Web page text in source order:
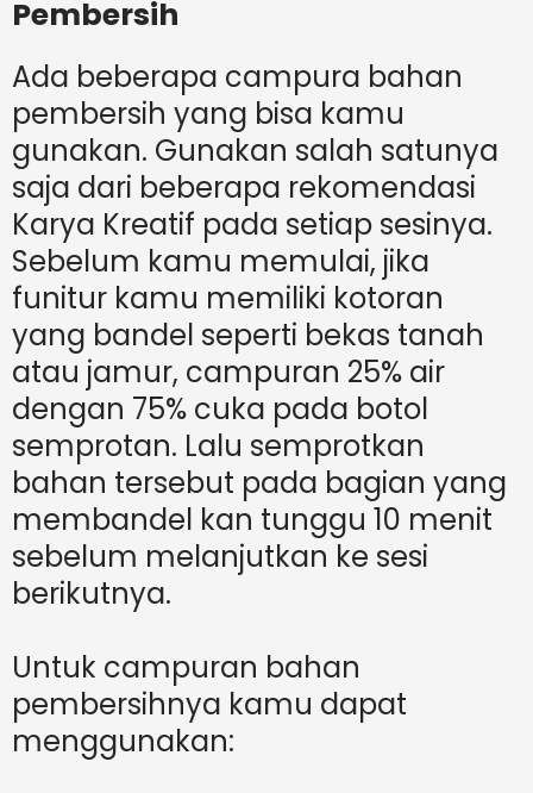
Pembersih
Ada beberapa campura bahan
pembersih yang bisa kamu
gunakan. Gunakan salah satunya
saja dari beberapa rekomendasi
Karya Kreatif pada setiap sesinya.
Sebelum kamu memulai, jika
funitur kamu memiliki kotoran
yang bandel seperti bekas tanah
atau jamur, campuran 25% air
dengan 75% cuka pada botol
semprotan. Lalu semprotkan
bahan tersebut pada bagian yang
membandel kan tunggu 10 menit
sebelum melanjutkan ke sesi
berikutnya.
Untuk campuran bahan
pembersihnya kamu dapat
menggunakan: